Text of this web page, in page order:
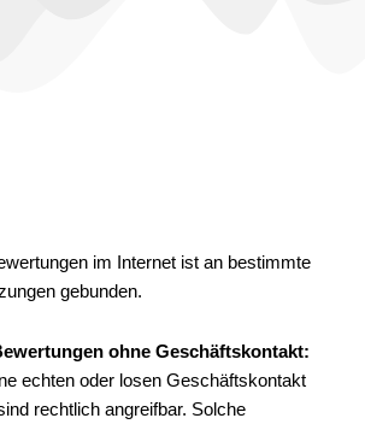
im Internet ist an bestimmte
gebunden.
ohne Geschäftskontakt:
echten oder losen Geschäftskontakt
rechtlich angreifbar. Solche